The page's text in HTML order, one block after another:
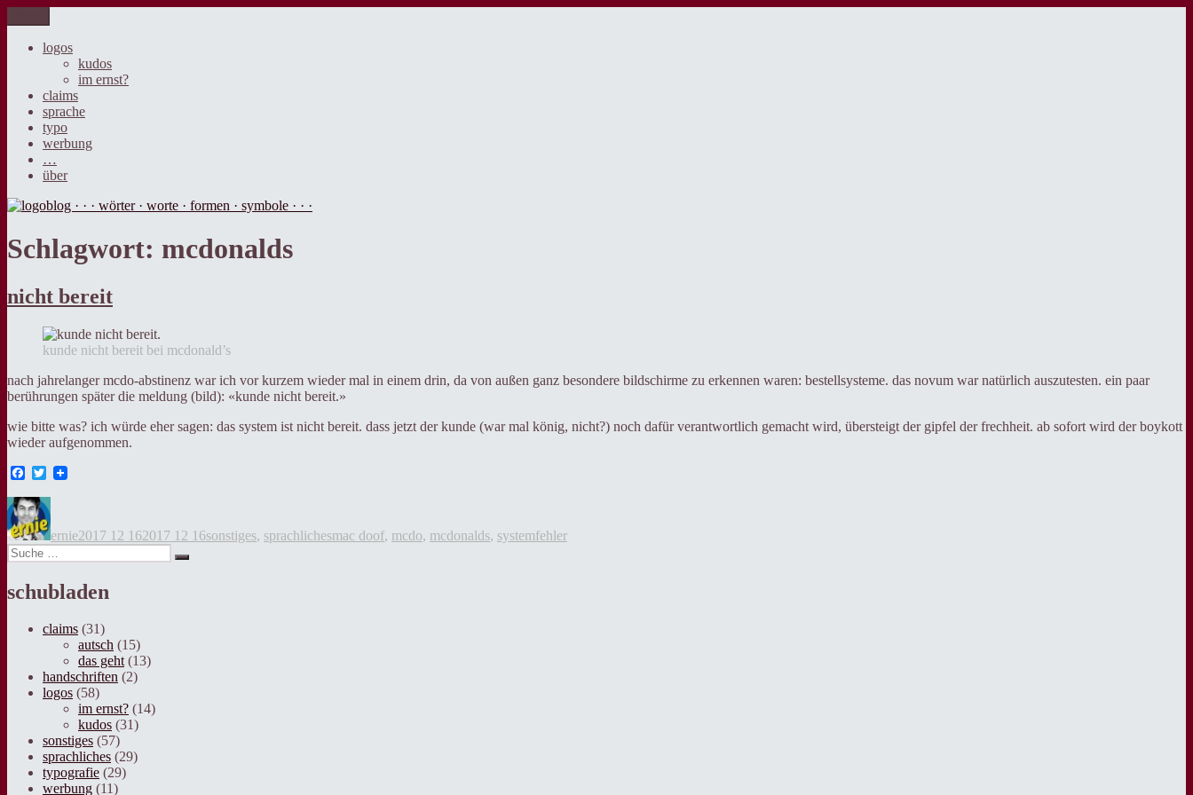
Inhalt
springen
logoblog · · · wörter · worte · formen · symbole · · ·
der blog über sprache, design und werbung.
logos
kudos
im ernst?
claims
sprache
typo
werbung
…
über
Schlagwort: mcdonalds
nicht bereit
kunde nicht bereit bei mcdonald’s
nach jahrelanger mcdo-abstinenz war ich vor kurzem wieder mal in einem drin, da von außen ganz besondere bildschirme zu erkennen waren: bestellsysteme. das novum war natürlich auszutesten. ein paar
berührungen später die meldung (bild): «kunde nicht bereit.»
wie bitte was? ich würde eher sagen: das system ist nicht bereit. dass jetzt der kunde (war mal könig, nicht?) noch dafür verantwortlich gemacht wird, übersteigt der gipfel der frechheit. ab sofort wird der boykott
wieder aufgenommen.
Facebook
Twitter
ernie2017 12 162017 12 16sonstiges, sprachlichesmac doof, mcdo, mcdonalds, systemfehler
Suche
nach:
Suche
schubladen
claims (31)
autsch (15)
das geht(13)
handschriften (2)
logos (58)
im ernst? (14)
kudos (31)
sonstiges (57)
sprachliches (29)
typografie (29)
werbung (11)